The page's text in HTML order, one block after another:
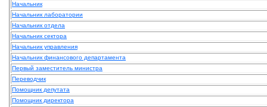
Начальник
Начальник лаборатории
Начальник отдела
Начальник сектора
Начальник управления
Начальник финансового департамента
Первый заместитель министра
Переводчик
Помощник депутата
Помощник директора